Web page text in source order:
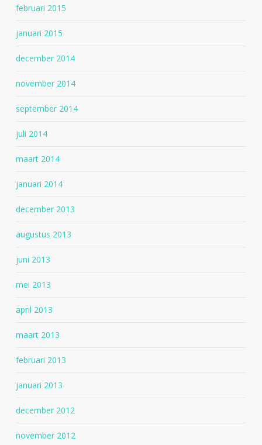
februari 2015
januari 2015
december 2014
november 2014
september 2014
juli 2014
maart 2014
januari 2014
december 2013
augustus 2013
juni 2013
mei 2013
april 2013
maart 2013
februari 2013
januari 2013
december 2012
november 2012